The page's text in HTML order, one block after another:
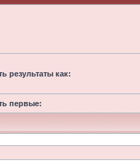
результаты как:
первые: